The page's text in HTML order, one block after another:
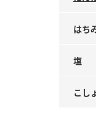
はち
塩
こし